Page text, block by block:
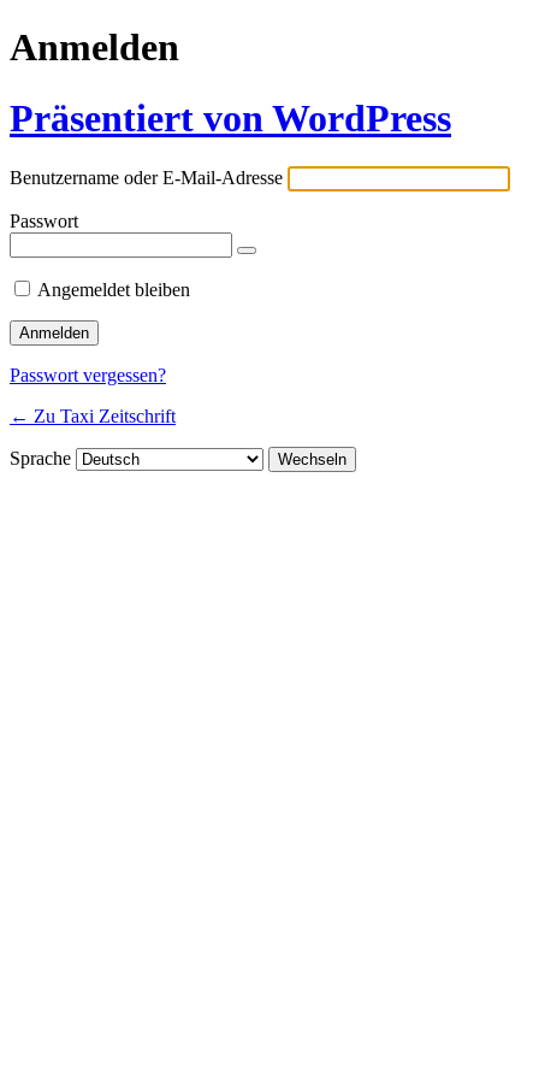
Anmelden
Präsentiert von WordPress
Benutzername oder E-Mail-Adresse
Passwort
Angemeldet bleiben
Passwort vergessen?
← Zu Taxi Zeitschrift
Sprache